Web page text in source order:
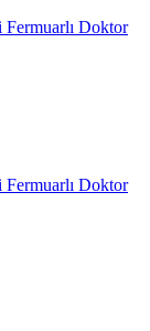
Doktor
Doktor